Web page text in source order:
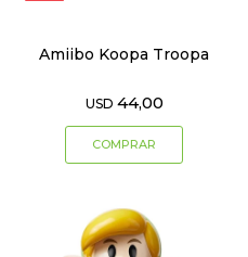
Amiibo Koopa Troopa
USD 44,00